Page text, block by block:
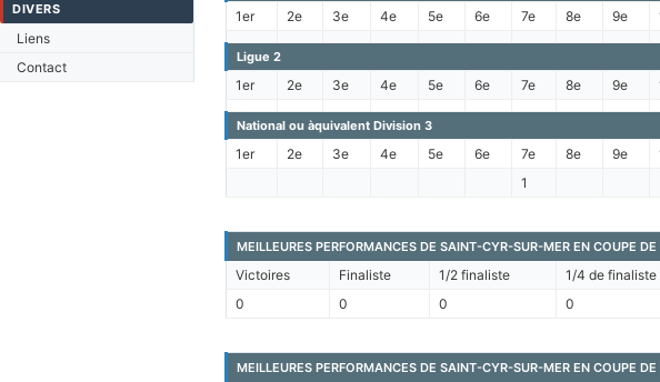
DIVERS
Liens
Contact
1er 2e 3e 4e 5e 6e 7e 8e 9e
Ligue 2
1er 2e 3e 4e 5e 6e 7e 8e 9e
National ou àquivalent Division 3
1er 2e 3e 4e 5e 6e 7e 8e 9e
1
MEILLEURES PERFORMANCES DE SAINT-CYR-SUR-MER EN COUPE
Victoires Finaliste 1/2 finaliste 1/4 de finaliste
0
0 0 0
MEILLEURES PERFORMANCES DE SAINT-CYR-SUR-MER EN COUPE